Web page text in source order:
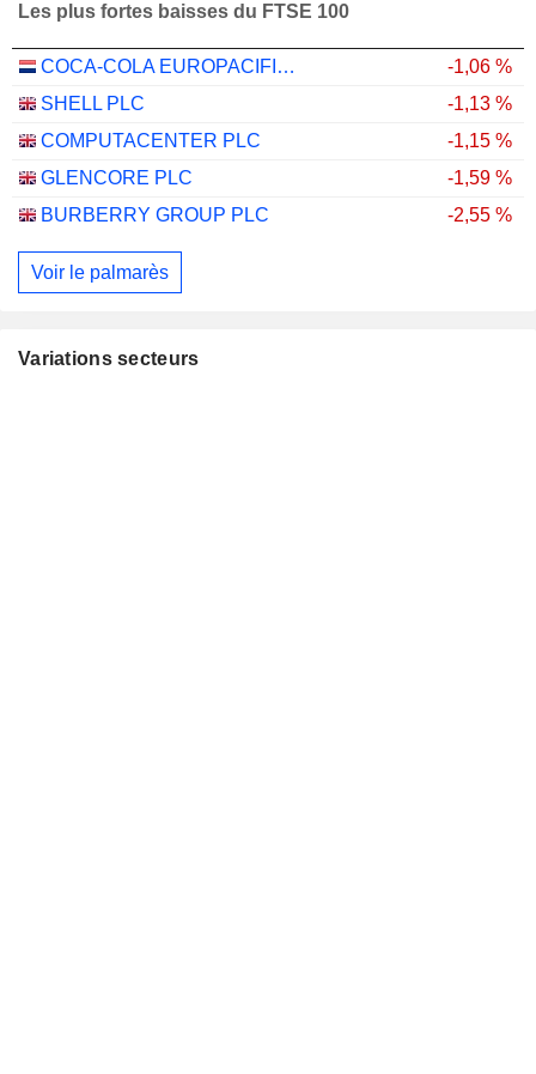
Les plus fortes baisses du FTSE 100
COCA-COLA EUROPACIFIC PARTNERS PLC
-1,06 %
SHELL PLC
-1,13 %
COMPUTACENTER PLC
-1,15 %
GLENCORE PLC
-1,59 %
BURBERRY GROUP PLC
-2,55 %
Voir le palmarès
Variations secteurs